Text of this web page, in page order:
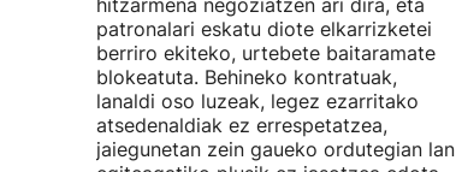
hitzarmena negoziatzen ari dira, eta
patronalari eskatu diote elkarrizketei
berriro ekiteko, urtebete baitaramate
blokeatuta. Behineko kontratuak,
lanaldi oso luzeak, legez ezarritako
atsedenaldiak ez errespetatzea,
jaiegunetan zein gaueko ordutegian lan